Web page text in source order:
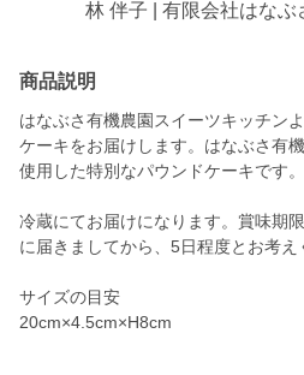
林 伴子 | 有限会社はなぶ
商品説明
はなぶさ有機農園スイーツキッチン
ケーキをお届けします。はなぶさ有
使用した特別なパウンドケーキです。
冷蔵にてお届けになります。賞味期
に届きましてから、5日程度とお考え
サイズの目安